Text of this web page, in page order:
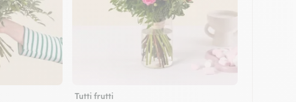
Tutti frutti